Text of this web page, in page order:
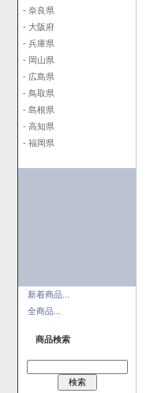
- 奈良県
- 大阪府
- 兵庫県
- 岡山県
- 広島県
- 鳥取県
- 島根県
- 高知県
- 福岡県
新着商品...
全商品...
商品検索